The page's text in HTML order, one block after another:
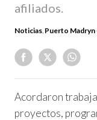
afiliados.
Noticias, Puerto Madryn
Acordaron
proyectos,